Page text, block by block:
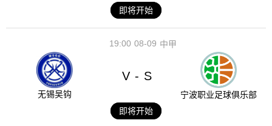
即将开始
08-09
19:00 中甲
无锡吴钩
V - S
宁波职业足球俱乐部
即将开始